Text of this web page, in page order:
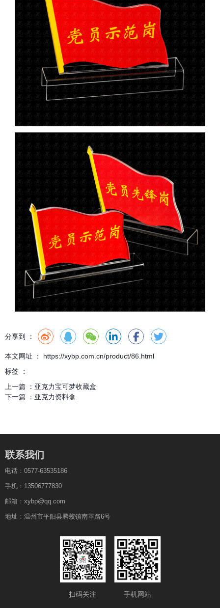
分享到 ：
本文网址 ： https://xybp.com.cn/product/86.html
标签 ：
上一篇 ： 亚克力宝可梦收藏盒
下一篇 ： 亚克力资料盒
联系我们
电话：0577-63535186
手机：13506777830
邮箱：xybp@qq.com
地址：温州市平阳县腾蛟镇南革路6号
扫码关注 手机网站